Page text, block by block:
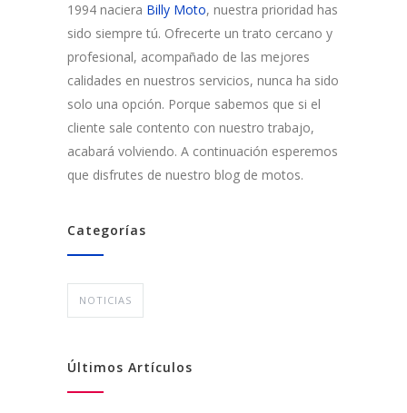
1994 naciera Billy Moto, nuestra prioridad has
sido siempre tú. Ofrecerte un trato cercano y
profesional, acompañado de las mejores
calidades en nuestros servicios, nunca ha sido
solo una opción. Porque sabemos que si el
cliente sale contento con nuestro trabajo,
acabará volviendo. A continuación esperemos
que disfrutes de nuestro blog de motos.
Categorías
NOTICIAS
Últimos Artículos